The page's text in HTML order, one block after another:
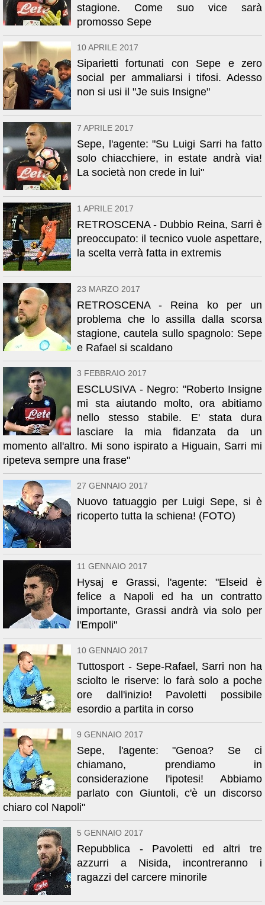
stagione. Come suo vice sarà
promosso Sepe
10 APRILE 2017
Siparietti fortunati con Sepe e zero
social per ammaliarsi i tifosi. Adesso
non si usi il "Je suis Insigne"
7 APRILE 2017
Sepe, l'agente: "Su Luigi Sarri ha fatto
solo chiacchiere, in estate andrà via!
La società non crede in lui"
1 APRILE 2017
RETROSCENA - Dubbio Reina, Sarri è
preoccupato: il tecnico vuole aspettare,
la scelta verrà fatta in extremis
23 MARZO 2017
RETROSCENA - Reina ko per un
problema che lo assilla dalla scorsa
stagione, cautela sullo spagnolo: Sepe
e Rafael si scaldano
3 FEBBRAIO 2017
ESCLUSIVA - Negro: "Roberto Insigne
mi sta aiutando molto, ora abitiamo
nello stesso stabile. E' stata dura
lasciare la mia fidanzata da un
momento all'altro. Mi sono ispirato a Higuain, Sarri mi
ripeteva sempre una frase"
27 GENNAIO 2017
Nuovo tatuaggio per Luigi Sepe, si è
ricoperto tutta la schiena! (FOTO)
11 GENNAIO 2017
Hysaj e Grassi, l'agente: "Elseid è
felice a Napoli ed ha un contratto
importante, Grassi andrà via solo per
l'Empoli"
10 GENNAIO 2017
Tuttosport - Sepe-Rafael, Sarri non ha
sciolto le riserve: lo farà solo a poche
ore dall'inizio! Pavoletti possibile
esordio a partita in corso
9 GENNAIO 2017
Sepe, l'agente: "Genoa? Se ci
chiamano, prendiamo in
considerazione l'ipotesi! Abbiamo
parlato con Giuntoli, c'è un discorso
chiaro col Napoli"
5 GENNAIO 2017
Repubblica - Pavoletti ed altri tre
azzurri a Nisida, incontreranno i
ragazzi del carcere minorile